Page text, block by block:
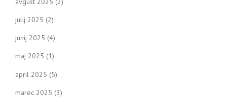
julij 2025 (2)
junij 2025 (4)
maj 2025 (1)
april 2025 (5)
marec 2025 (3)